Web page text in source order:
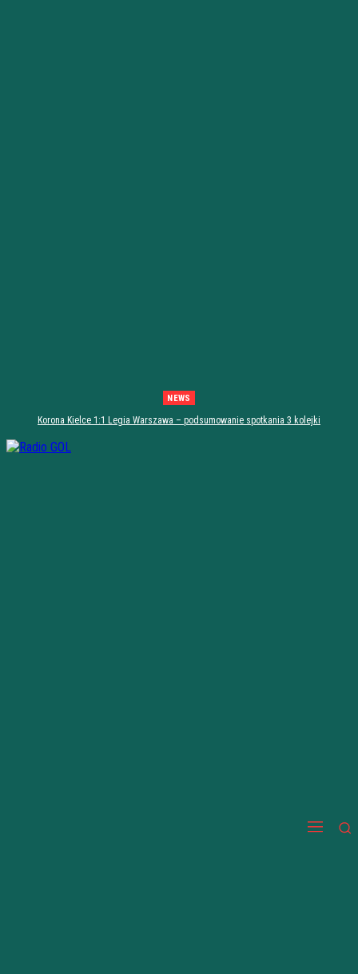
NEWS
Korona Kielce 1:1 Legia Warszawa – podsumowanie spotkania 3 kolejki